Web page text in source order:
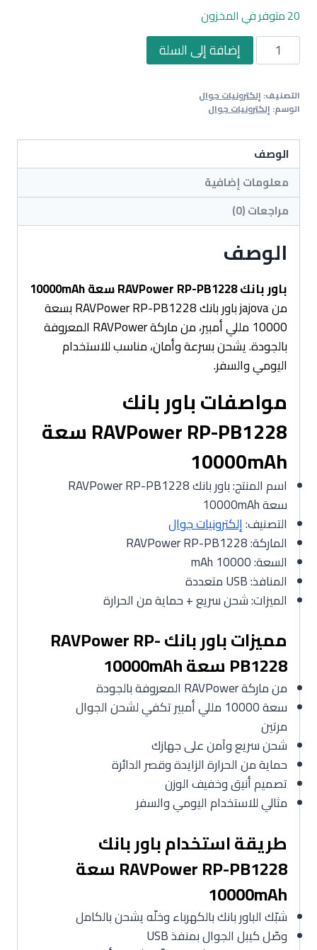
20 متوفر في المخزون
كمية
باور
RAVPower
RP-
PB1228
سعة
10000mAh
إضافة إلى السلة
التصنيف: إلكترونيات جوال
الوسم: إلكترونيات جوال
الوصف
معلومات إضافية
مراجعات (0)
الوصف
باور بانك RAVPower RP-PB1228 سعة 10000mAh
من jajova باور بانك RAVPower RP-PB1228 بسعة
10000 مللي أمبير، من ماركة RAVPower المعروفة
بالجودة. يشحن بسرعة وأمان، مناسب للاستخدام
اليومي والسفر.
مواصفات باور بانك
RAVPower RP-PB1228 سعة
10000mAh
اسم المنتج: باور بانك RAVPower RP-PB1228
سعة 10000mAh
التصنيف:إلكترونيات جوال
الماركة: RAVPower RP-PB1228
السعة: 10000 mAh
المنافذ: USB متعددة
الميزات: شحن سريع + حماية من الحرارة
مميزات باور بانك RAVPower RP-
PB1228 سعة 10000mAh
من ماركة RAVPower المعروفة بالجودة
سعة 10000 مللي أمبير تكفي لشحن الجوال
مرتين
شحن سريع وآمن على جهازك
حماية من الحرارة الزايدة وقصر الدائرة
تصميم أنيق وخفيف الوزن
مثالي للاستخدام اليومي والسفر
طريقة استخدام باور بانك
RAVPower RP-PB1228 سعة
10000mAh
شبّك الباور بانك بالكهرباء وخلّه يشحن بالكامل
وصّل كيبل الجوال بمنفذ USB